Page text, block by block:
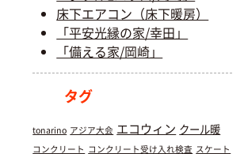
床下エアコン（床下暖房）
「平安光縁の家/幸田」
「備える家/岡崎」
タグ
tonarino アジア大会 エコウィン クール暖
コンクリート コンクリート受け入れ検査 スケート